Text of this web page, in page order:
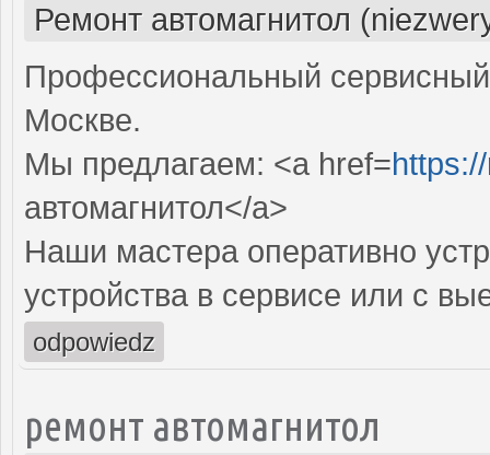
Ремонт автомагнитол
Профессиональный
Москве.
Мы предлагаем: <a href=
автомагнитол</a>
Наши мастера оперативно
устройства в сервисе или с
odpowiedz
ремонт автомагнитол